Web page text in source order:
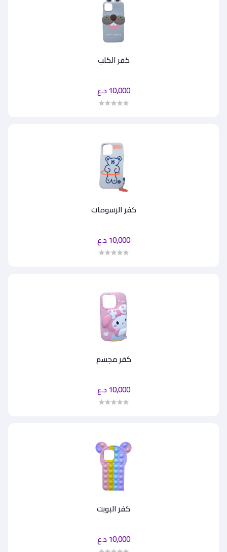
كفر الكلب
10,000 د.ع
كفر الرسومات
10,000 د.ع
كفر مجسم
10,000 د.ع
كفر البوبت
10,000 د.ع